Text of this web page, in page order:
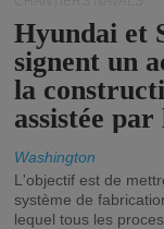
Hyundai et
signent un
la
assistée
Washington
L'objectif est de
système de
lequel tous les